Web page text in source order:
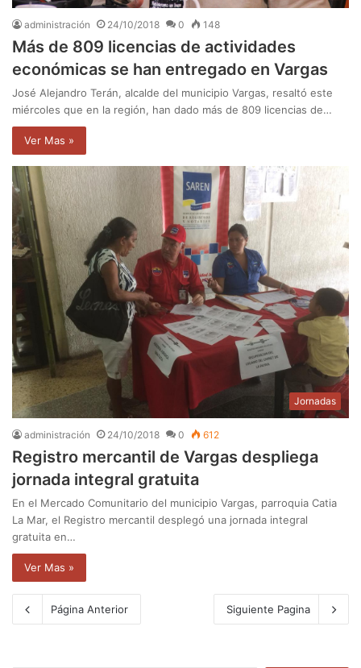
administración 24/10/2018 0 148
Más de 809 licencias de actividades
económicas se han entregado en Vargas
José Alejandro Terán, alcalde del municipio Vargas, resaltó este
miércoles que en la región, han dado más de 809 licencias de…
Ver Mas »
Jornadas
administración 24/10/2018 0 612
Registro mercantil de Vargas despliega
jornada integral gratuita
En el Mercado Comunitario del municipio Vargas, parroquia Catia
La Mar, el Registro mercantil desplegó una jornada integral
gratuita en…
Ver Mas »
Página Anterior Siguiente Pagina